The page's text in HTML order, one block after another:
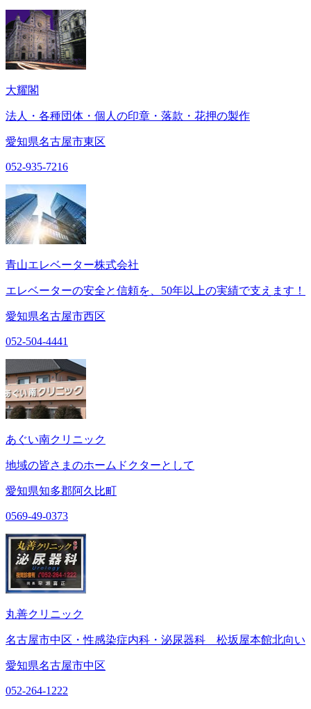
大耀閣
法人・各種団体・個人の印章・落款・花押の製作
愛知県名古屋市東区
052-935-7216
青山エレベーター株式会社
エレベーターの安全と信頼を、50年以上の実績で支えます！
愛知県名古屋市西区
052-504-4441
あぐい南クリニック
地域の皆さまのホームドクターとして
愛知県知多郡阿久比町
0569-49-0373
丸善クリニック
名古屋市中区・性感染症内科・泌尿器科 松坂屋本館北向い
愛知県名古屋市中区
052-264-1222